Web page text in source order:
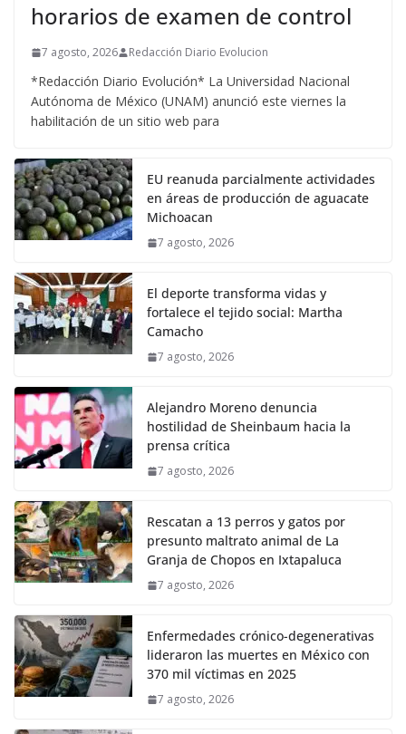
horarios de examen de control
7 agosto, 2026 Redacción Diario Evolucion
*Redacción Diario Evolución* La Universidad Nacional
Autónoma de México (UNAM) anunció este viernes la
habilitación de un sitio web para
EU reanuda parcialmente actividades
en áreas de producción de aguacate
Michoacan
7 agosto, 2026
El deporte transforma vidas y
fortalece el tejido social: Martha
Camacho
7 agosto, 2026
Alejandro Moreno denuncia
hostilidad de Sheinbaum hacia la
prensa crítica
7 agosto, 2026
Rescatan a 13 perros y gatos por
presunto maltrato animal de La
Granja de Chopos en Ixtapaluca
7 agosto, 2026
Enfermedades crónico-degenerativas
lideraron las muertes en México con
370 mil víctimas en 2025
7 agosto, 2026